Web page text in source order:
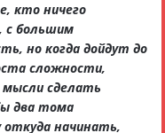
кто ничего
с большим
но когда дойдут до
сложности,
мысли сделать
два тома
откуда начинать,